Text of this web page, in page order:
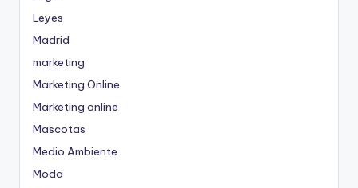
Leyes
Madrid
marketing
Marketing Online
Marketing online
Mascotas
Medio Ambiente
Moda